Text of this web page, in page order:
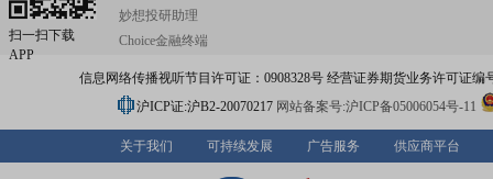
扫一扫下载
APP
妙想投研助理
Choice金融终端
信息网络传播视听节目许可证：0908328号 经营证券期货业务许可证编
沪ICP证:沪B2-20070217 网站备案号:沪ICP备05006054号-11
关于我们 可持续发展 广告服务 供应商平台